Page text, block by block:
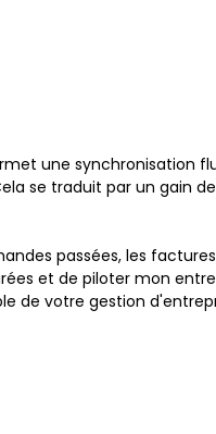
une synchronisation
se traduit par un gain
passées, les
et de piloter mon
de votre gestion